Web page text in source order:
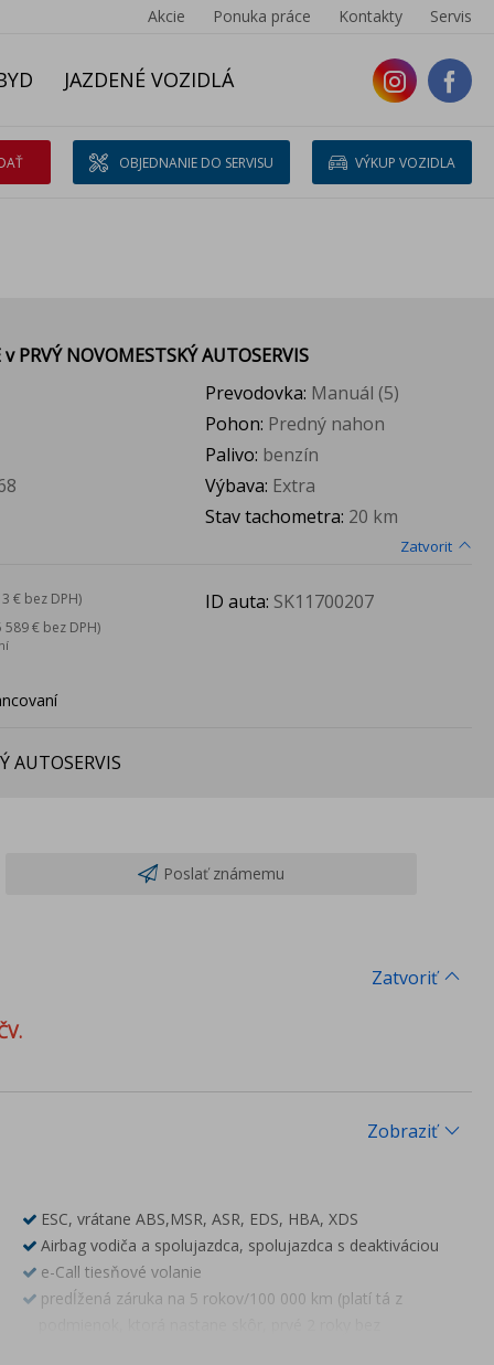
Akcie Ponuka práce Kontakty Servis
JAZDENÉ VOZIDLÁ
OBJEDNANIE DO SERVISU VÝKUP VOZIDLA
v PRVÝ NOVOMESTSKÝ AUTOSERVIS
Prevodovka: Manuál (5)
Pohon: Predný nahon
Palivo: benzín
Výbava: Extra
Stav tachometra: 20 km
Zatvorit
€ bez DPH)
589 € bez DPH)
ID auta: SK11700207
AUTOSERVIS
Poslať známemu
Zatvoriť
Zobraziť
ESC, vrátane ABS,MSR, ASR, EDS, HBA, XDS
Airbag vodiča a spolujazdca, spolujazdca s deaktiváciou
e-Call tiesňové volanie
predĺžená záruka na 5 rokov/100 000 km (platí tá z